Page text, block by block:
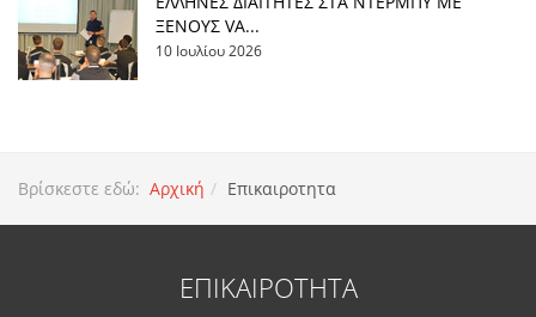
ΞΕΝΟΥΣ VA...
10 Ιουλίου 2026
Βρίσκεστε εδώ: Αρχική Επικαιροτητα
ΕΠΙΚΑΙΡΟΤΗΤΑ